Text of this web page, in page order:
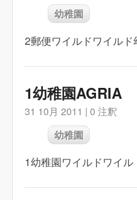
幼稚園
2郵便ワイルドワイル
1幼稚園AGRIA
31 10月 2011 | 0 注釈
幼稚園
1幼稚園ワイルドワイ